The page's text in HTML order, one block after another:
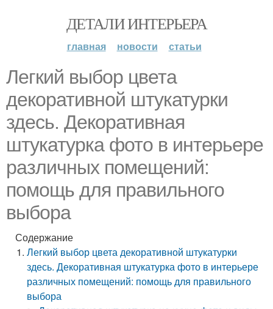
ДЕТАЛИ ИНТЕРЬЕРА
главная новости статьи
Легкий выбор цвета
декоративной штукатурки
здесь. Декоративная
штукатурка фото в интерьере
различных помещений:
помощь для правильного
выбора
Содержание
Легкий выбор цвета декоративной штукатурки
здесь. Декоративная штукатурка фото в интерьере
различных помещений: помощь для правильного
выбора